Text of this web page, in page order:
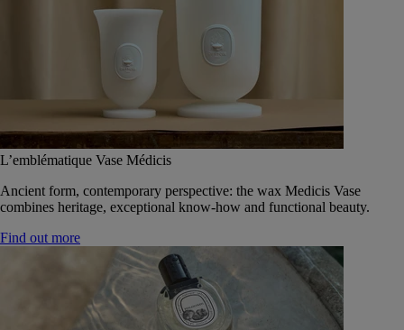
L’emblématique Vase Médicis
Ancient form, contemporary perspective: the wax Medicis Vase
combines heritage, exceptional know-how and functional beauty.
Find out more